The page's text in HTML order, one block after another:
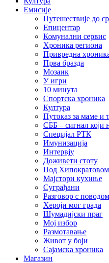
Емисије
Путешествије до
Епицентар
Комунални сервис
Хроника региона
Привредна
Прва бразда
Мозаик
У игри
10 минута
Спортска хроника
Култура
Путоказ за маме и
СББ – сигнал који
Специјал РТК
Имунизација
Интервју
Доживети стоту
Под Хипократовом
Мајстори кухиње
Суграђани
Разговор с поводом
Хероји мог града
Шумадијски праг
Мој избор
Размотавање
Живот у боји
Сајамска хроника
Магазин